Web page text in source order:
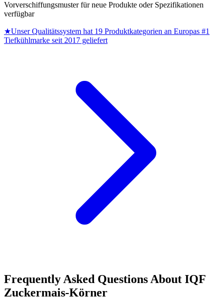
Vorverschiffungsmuster für neue Produkte oder Spezifikationen
verfügbar
★Unser Qualitätssystem hat 19 Produktkategorien an Europas #1
Tiefkühlmarke seit 2017 geliefert
Frequently Asked Questions About IQF
Zuckermais-Körner